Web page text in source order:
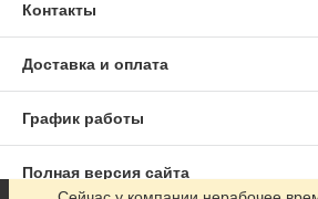
Контакты
Доставка и оплата
График работы
Полная версия сайта